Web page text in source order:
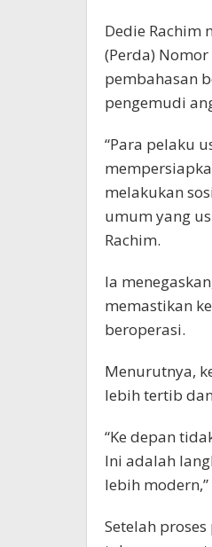
Dedie Rachim
(Perda)
pembahasan
pengemudi
“Para pelaku
melakukan
umum yang
Rachim.
Ia
memastikan
beroperasi.
Menurutnya,
lebih tertib
“Ke depan
Ini adalah
lebih
Setelah